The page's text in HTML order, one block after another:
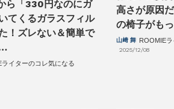
ら「330円なのにガ
てくるガラスフィル
！ズレない＆簡単で
ライターのコレ気になる
高さが原因
の椅子がも
山﨑 舞 ROOMIE
2025/12/08